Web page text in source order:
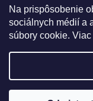
Na prispôsobenie
sociálnych médií a
súbory cookie.
Splátkový predaj
Odstúpenie od zmluvy
Vytvoril